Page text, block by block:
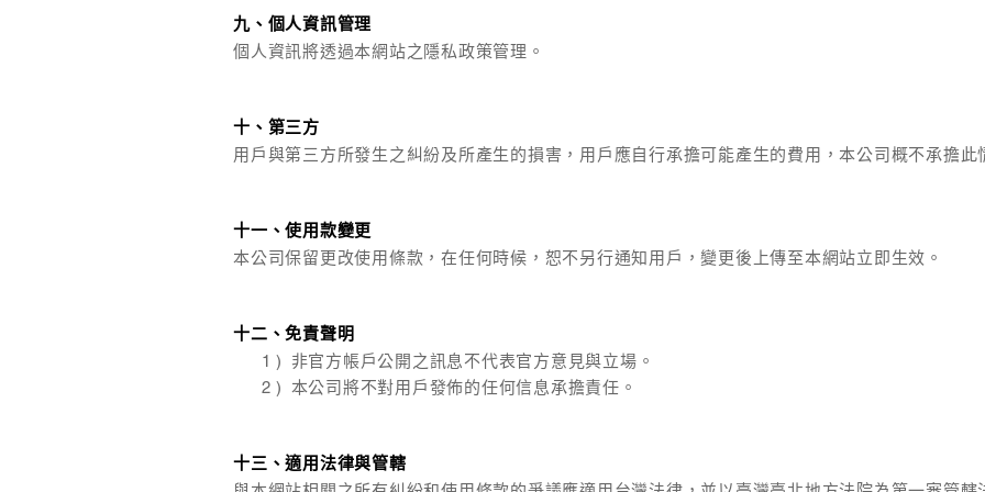
九、個人資訊管理
個人資訊將透過本網站之隱私政策管理。
十、第三方
用戶與第三方所發生之糾紛及所產生的損害，用戶應自行承擔可能產生的費用，本公司概不承擔此
十一、使用款變更
本公司保留更改使用條款，在任何時候，恕不另行通知用戶，變更後上傳至本網站立即生效。
十二、免責聲明
非官方帳戶公開之訊息不代表官方意見與立場。
本公司將不對用戶發佈的任何信息承擔責任。
十三、適用法律與管轄